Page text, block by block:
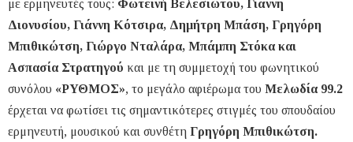
με ερμηνευτές τους: Φωτεινή Βελεσιώτου, Γιάννη
Διονυσίου, Γιάννη Κότσιρα, Δημήτρη Μπάση, Γρηγόρη
Μπιθικώτση, Γιώργο Νταλάρα, Μπάμπη Στόκα και
Ασπασία Στρατηγού και με τη συμμετοχή του φωνητικού
συνόλου «ΡΥΘΜΟΣ», το μεγάλο αφιέρωμα του Μελωδία 99.2
έρχεται να φωτίσει τις σημαντικότερες στιγμές του σπουδαίου
ερμηνευτή, μουσικού και συνθέτη Γρηγόρη Μπιθικώτση.